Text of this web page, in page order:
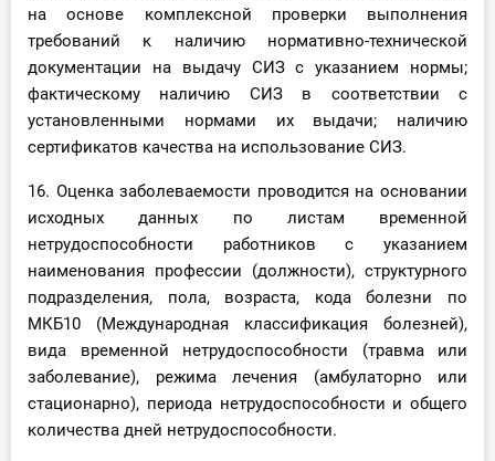
на основе комплексной проверки выполнения
требований к наличию нормативно-технической
документации на выдачу СИЗ с указанием нормы;
фактическому наличию СИЗ в соответствии с
установленными нормами их выдачи; наличию
сертификатов качества на использование СИЗ.
16. Оценка заболеваемости проводится на основании
исходных данных по листам временной
нетрудоспособности работников с указанием
наименования профессии (должности), структурного
подразделения, пола, возраста, кода болезни по
МКБ10 (Международная классификация болезней),
вида временной нетрудоспособности (травма или
заболевание), режима лечения (амбулаторно или
стационарно), периода нетрудоспособности и общего
количества дней нетрудоспособности.